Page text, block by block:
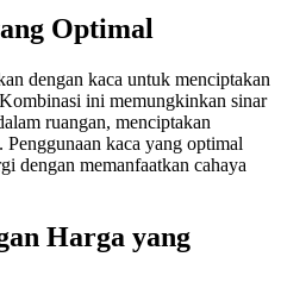
Optimal
dengan kaca untuk menciptakan
ini memungkinkan sinar
ruangan, menciptakan
Penggunaan kaca yang optimal
dengan memanfaatkan cahaya
Harga yang